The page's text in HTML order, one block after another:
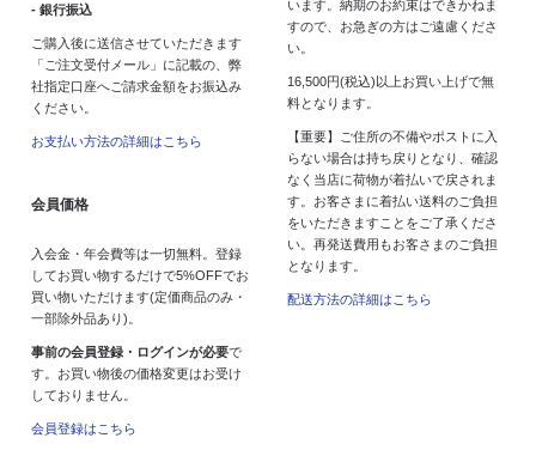
- 銀行振込
ご購入後に送信させていただきます
「ご注文受付メール」に記載の、弊
社指定口座へご請求金額をお振込み
ください。
お支払い方法の詳細はこちら
会員価格
入会金・年会費等は一切無料。登録
してお買い物するだけで5%OFFでお
買い物いただけます(定価商品のみ・
一部除外品あり)。
事前の会員登録・ログインが必要で
す。お買い物後の価格変更はお受け
しておりません。
会員登録はこちら
います。納期のお約束はできかねま
すので、お急ぎの方はご遠慮くださ
い。
16,500円(税込)以上お買い上げで無
料となります。
【重要】ご住所の不備やポストに入
らない場合は持ち戻りとなり、確認
なく当店に荷物が着払いで戻されま
す。お客さまに着払い送料のご負担
をいただきますことをご了承くださ
い。再発送費用もお客さまのご負担
となります。
配送方法の詳細はこちら